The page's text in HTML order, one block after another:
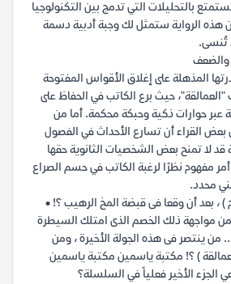
بالتحليلات التي تدمج بين التكنولوجيا
هذه الرواية ستمثل لك وجبة أدبية دسمة
تُنسى.
والضعف
المذهلة على إغلاق الأقواس المفتوحة
"العمالقة"، حيث برع الكاتب في الحفاظ على
عبر حوارات ذكية وحبكة محكمة. أما من
بعض القراء أن تسارع الأحداث في الفصول
قد لا تمنح بعض الشخصيات الثانوية حقها
مفهوم نظرًا لرغبة الكاتب في حسم الصراع
محدد.
) ، بعد أن وقعا فى قبضة المخ الرهيب ؟! •
مواجهة ذلك الخصم الذى امتلك السيطرة
من ينتصر فى هذه الجولة الأخيرة ، ومن
) ؟! مكتبة ياسمين مكتبة ياسمين
الجزء الأخير فعلياً في السلسلة؟